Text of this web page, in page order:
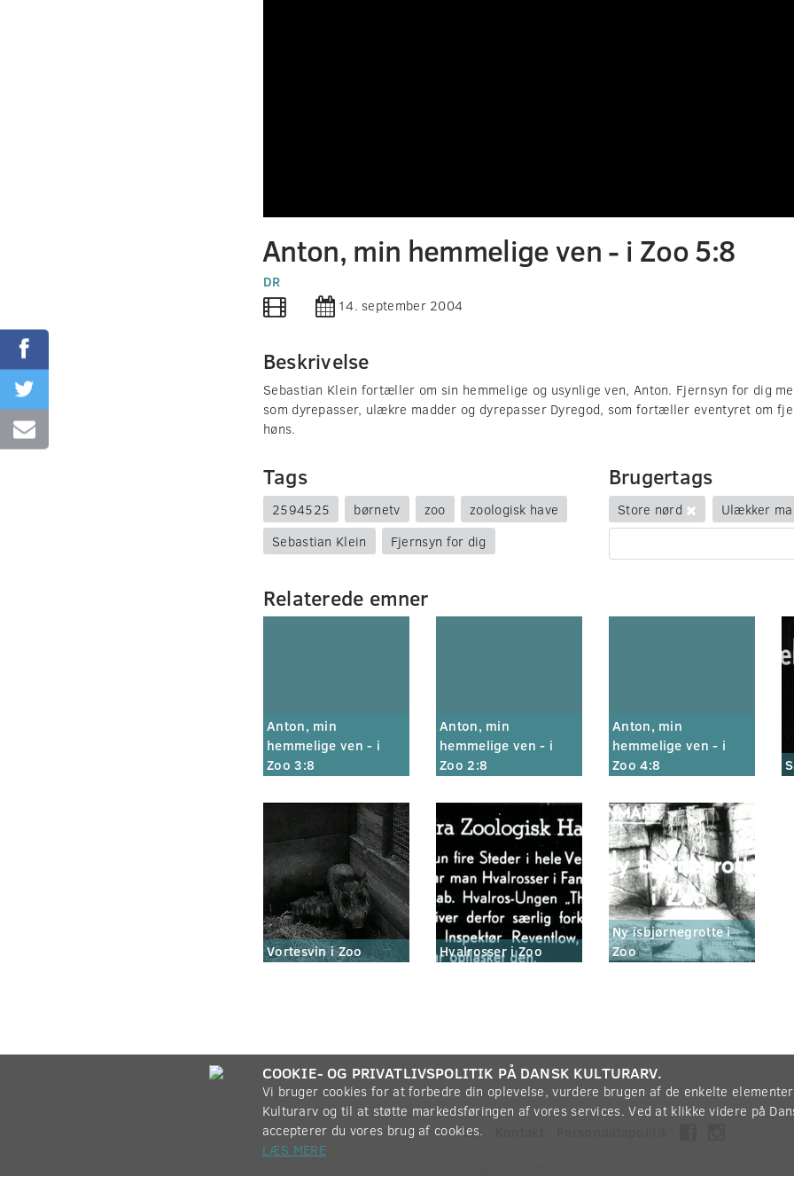
of
0
seconds
90%
Anton, min hemmelige ven - i Zoo 5:8
DR
14. september 2004
Beskrivelse
Sebastian Klein fortæller om sin hemmelige og usynlige ven, Anton. Fjernsyn for dig
som dyrepasser, ulækre madder og dyrepasser Dyregod, som fortæller eventyret om
høns.
Tags
2594525 børnetv zoo
zoologisk have
Sebastian Klein
Fjernsyn for dig
Brugertags
Store nørd
Ulækker
Relaterede emner
Anton, min
hemmelige ven - i
Zoo 3:8
Anton, min
hemmelige ven - i
Zoo 2:8
Anton, min
hemmelige ven - i
Zoo 4:8
Vortesvin i Zoo Hvalrosser i Zoo
Ny isbjørnegrotte i
Zoo
Om
COOKIE- OG PRIVATLIVSPOLITIK PÅ DANSK KULTURARV.
Vi bruger cookies for at forbedre din oplevelse, vurdere brugen af de enkelte
Kulturarv og til at støtte markedsføringen af vores services. Ved at klikke videre på
accepterer du vores brug af cookies.
LÆS MERE